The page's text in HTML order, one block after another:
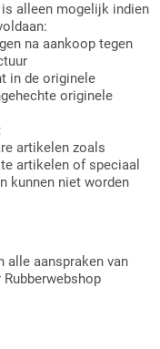
alleen mogelijk indien
na aankoop tegen
in de originele
originele
artikelen zoals
artikelen of speciaal
kunnen niet worden
alle aanspraken van